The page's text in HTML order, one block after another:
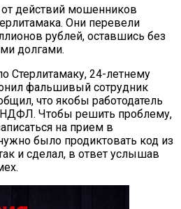
действий мошенников
Они перевели
рублей, оставшись без
долгами.
24-летнему
фальшивый сотрудник
что якобы работодатель
НДФЛ. Чтобы решить проблему,
на прием в
было продиктовать код из
и сделал, в ответ услышав